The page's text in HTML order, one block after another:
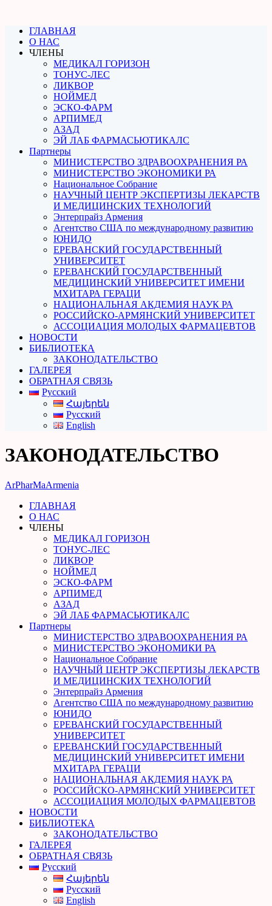
ГЛАВНАЯ
О НАС
ЧЛЕНЫ
МЕДИКАЛ ГОРИЗОН
ТОНУС-ЛЕС
ЛИКВОР
НОЙМЕД
ЭСКО-ФАРМ
АРПИМЕД
АЗАД
ЭЙ ЛАБ ФАРМАСЬЮТИКАЛС
Партнеры
МИНИСТЕРСТВО ЗДРАВООХРАНЕНИЯ РА
МИНИСТЕРСТВО ЭКОНОМИКИ РА
Национальное Собрание
НАУЧНЫЙ ЦЕНТР ЭКСПЕРТИЗЫ ЛЕКАРСТВ
И МЕДИЦИНСКИХ ТЕХНОЛОГИЙ
Энтерпрайз Армения
Агентство США по международному развитию
ЮНИДО
ЕРЕВАНСКИЙ ГОСУДАРСТВЕННЫЙ
УНИВЕРСИТЕТ
ЕРЕВАНСКИЙ ГОСУДАРСТВЕННЫЙ
МЕДИЦИНСКИЙ УНИВЕРСИТЕТ ИМЕНИ
МХИТАРА ГЕРАЦИ
НАЦИОНАЛЬНАЯ АКДЕМИЯ НАУК РА
РОССИЙСКО-АРМЯНСКИЙ УНИВЕРСИТЕТ
АССОЦИАЦИЯ МОЛОДЫХ ФАРМАЦЕВТОВ
НОВОСТИ
БИБЛИОТЕКА
ЗАКОНОДАТЕЛЬСТВО
ГАЛЕРЕЯ
ОБРАТНАЯ СВЯЗЬ
Русский
Հայերեն
Русский
English
ЗАКОНОДАТЕЛЬСТВО
ArPharMaArmenia
ГЛАВНАЯ
О НАС
ЧЛЕНЫ
МЕДИКАЛ ГОРИЗОН
ТОНУС-ЛЕС
ЛИКВОР
НОЙМЕД
ЭСКО-ФАРМ
АРПИМЕД
АЗАД
ЭЙ ЛАБ ФАРМАСЬЮТИКАЛС
Партнеры
МИНИСТЕРСТВО ЗДРАВООХРАНЕНИЯ РА
МИНИСТЕРСТВО ЭКОНОМИКИ РА
Национальное Собрание
НАУЧНЫЙ ЦЕНТР ЭКСПЕРТИЗЫ ЛЕКАРСТВ
И МЕДИЦИНСКИХ ТЕХНОЛОГИЙ
Энтерпрайз Армения
Агентство США по международному развитию
ЮНИДО
ЕРЕВАНСКИЙ ГОСУДАРСТВЕННЫЙ
УНИВЕРСИТЕТ
ЕРЕВАНСКИЙ ГОСУДАРСТВЕННЫЙ
МЕДИЦИНСКИЙ УНИВЕРСИТЕТ ИМЕНИ
МХИТАРА ГЕРАЦИ
НАЦИОНАЛЬНАЯ АКДЕМИЯ НАУК РА
РОССИЙСКО-АРМЯНСКИЙ УНИВЕРСИТЕТ
АССОЦИАЦИЯ МОЛОДЫХ ФАРМАЦЕВТОВ
НОВОСТИ
БИБЛИОТЕКА
ЗАКОНОДАТЕЛЬСТВО
ГАЛЕРЕЯ
ОБРАТНАЯ СВЯЗЬ
Русский
Հայերեն
Русский
English